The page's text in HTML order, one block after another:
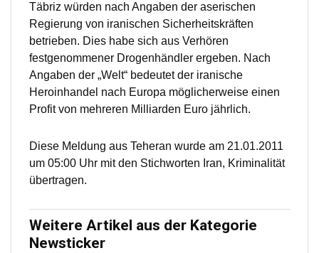
Täbriz würden nach Angaben der aserischen
Regierung von iranischen Sicherheitskräften
betrieben. Dies habe sich aus Verhören
festgenommener Drogenhändler ergeben. Nach
Angaben der „Welt“ bedeutet der iranische
Heroinhandel nach Europa möglicherweise einen
Profit von mehreren Milliarden Euro jährlich.
Diese Meldung aus Teheran wurde am 21.01.2011
um 05:00 Uhr mit den Stichworten Iran, Kriminalität
übertragen.
Weitere Artikel aus der Kategorie
Newsticker